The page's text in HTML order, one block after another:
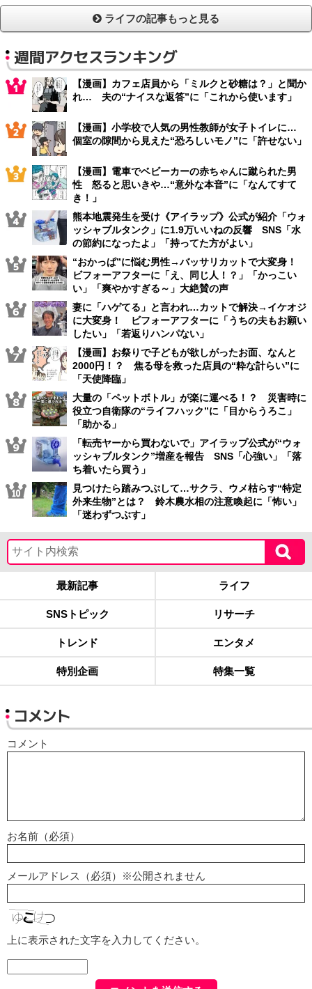
ライフの記事もっと見る
週間アクセスランキング
【漫画】カフェ店員から「ミルクと砂糖は？」と聞か
れ… 夫の“ナイスな返答”に「これから使います」
【漫画】小学校で人気の男性教師が女子トイレに…
個室の隙間から見えた“恐ろしいモノ”に「許せない」
【漫画】電車でベビーカーの赤ちゃんに蹴られた男
性 怒ると思いきや…“意外な本音”に「なんてすて
き！」
熊本地震発生を受け《アイラップ》公式が紹介「ウォ
ッシャブルタンク」に1.9万いいねの反響 SNS「水
の節約になったよ」「持ってた方がよい」
“おかっぱ”に悩む男性→バッサリカットで大変身！
ビフォーアフターに「え、同じ人！？」「かっこい
い」「爽やかすぎる～」大絶賛の声
妻に「ハゲてる」と言われ…カットで解決→イケオジ
に大変身！ ビフォーアフターに「うちの夫もお願い
したい」「若返りハンパない」
【漫画】お祭りで子どもが欲しがったお面、なんと
2000円！？ 焦る母を救った店員の“粋な計らい”に
「天使降臨」
大量の「ペットボトル」が楽に運べる！？ 災害時に
役立つ自衛隊の“ライフハック”に「目からうろこ」
「助かる」
「転売ヤーから買わないで」アイラップ公式が“ウォ
ッシャブルタンク”増産を報告 SNS「心強い」「落
ち着いたら買う」
見つけたら踏みつぶして…サクラ、ウメ枯らす“特定
外来生物”とは？ 鈴木農水相の注意喚起に「怖い」
「迷わずつぶす」
最新記事 ライフ
SNSトピック リサーチ
トレンド エンタメ
特別企画 特集一覧
コメント
コメント
お名前（必須）
メールアドレス（必須）※公開されません
上に表示された文字を入力してください。